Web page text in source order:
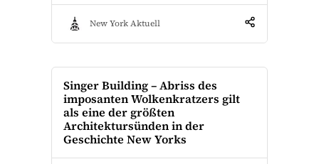
New York Aktuell
Singer Building – Abriss des
imposanten Wolkenkratzers gilt
als eine der größten
Architektursünden in der
Geschichte New Yorks